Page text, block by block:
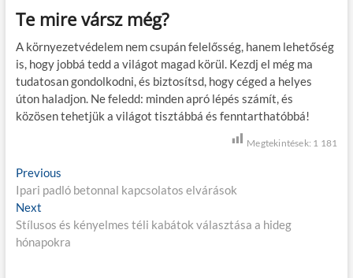
Te mire vársz még?
A környezetvédelem nem csupán felelősség, hanem lehetőség
is, hogy jobbá tedd a világot magad körül. Kezdj el még ma
tudatosan gondolkodni, és biztosítsd, hogy céged a helyes
úton haladjon. Ne feledd: minden apró lépés számít, és
közösen tehetjük a világot tisztábbá és fenntarthatóbbá!
Megtekintések: 1 181
B
e
j
e
Previous
r
v
i
Ipari padló betonnal kapcsolatos elvárások
Next
e
x
Stílusos és kényelmes téli kabátok választása a hideg
hónapokra